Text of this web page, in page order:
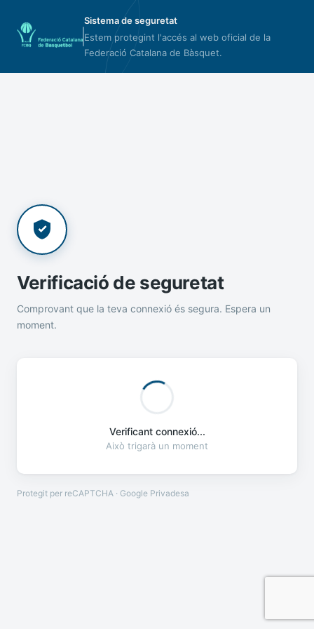
Sistema de seguretat
Estem protegint l'accés al web oficial de la
Federació Catalana de Bàsquet.
Verificació de seguretat
Comprovant que la teva connexió és segura. Espera un
moment.
Verificant connexió...
Això trigarà un moment
Protegit per reCAPTCHA · Google Privadesa